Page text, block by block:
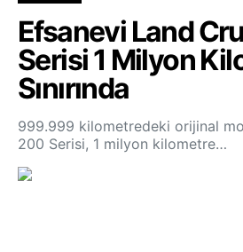
Efsanevi Land
Serisi 1 Milyon
Sınırında
999.999 kilometredeki orijinal
200 Serisi, 1 milyon kilometre…